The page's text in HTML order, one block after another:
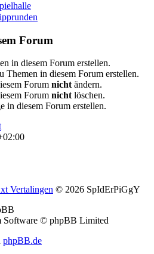
Forum
in diesem Forum erstellen.
Themen in diesem Forum erstellen.
Forum nichtändern.
Forum nichtlöschen.
in diesem Forum erstellen.
Vertalingen © 2026 SpIdErPiGgY
Software © phpBB Limited
phpBB.de